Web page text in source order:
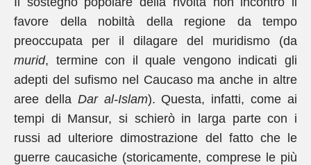
favore della nobiltà della regione da tempo
preoccupata per il dilagare del muridismo (da
murid, termine con il quale vengono indicati gli
adepti del sufismo nel Caucaso ma anche in altre
aree della Dar al-Islam). Questa, infatti, come ai
tempi di Mansur, si schierò in larga parte con i
russi ad ulteriore dimostrazione del fatto che le
guerre caucasiche (storicamente, comprese le più